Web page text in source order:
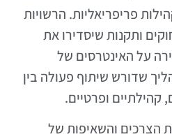
פריפריאליות. הרשויות
ותקנות שיסדירו את
על האינטרסים של
שדורש שיתוף פעולה בין
קהילתיים ופרטיים.
הצרכים והשאיפות של